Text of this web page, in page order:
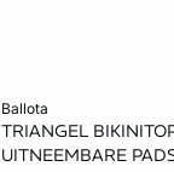
ballota
TRIANGEL
UITNEEMBARE
34 36